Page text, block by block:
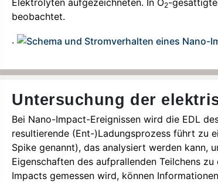
Elektrolyten aufgezeichneten. In O2-
beobachtet.
.
Untersuchung der
Bei Nano-Impact-Ereignissen wird die EDL
resultierende (Ent-)Ladungsprozess führt zu
Spike genannt), das analysiert werden kann,
Eigenschaften des aufprallenden Teilchens
Impacts gemessen wird, können